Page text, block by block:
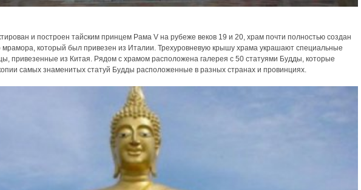
и построен тайским принцем Рама V на рубеже веков 19 и 20, храм почти полностью создан
мрамора, который был привезен из Италии. Трехуровневую крышу храма украшают специальные
привезенные из Китая. Рядом с храмом расположена галерея с 50 статуями Будды, которые
самых знаменитых статуй Будды расположенные в разных странах и провинциях.